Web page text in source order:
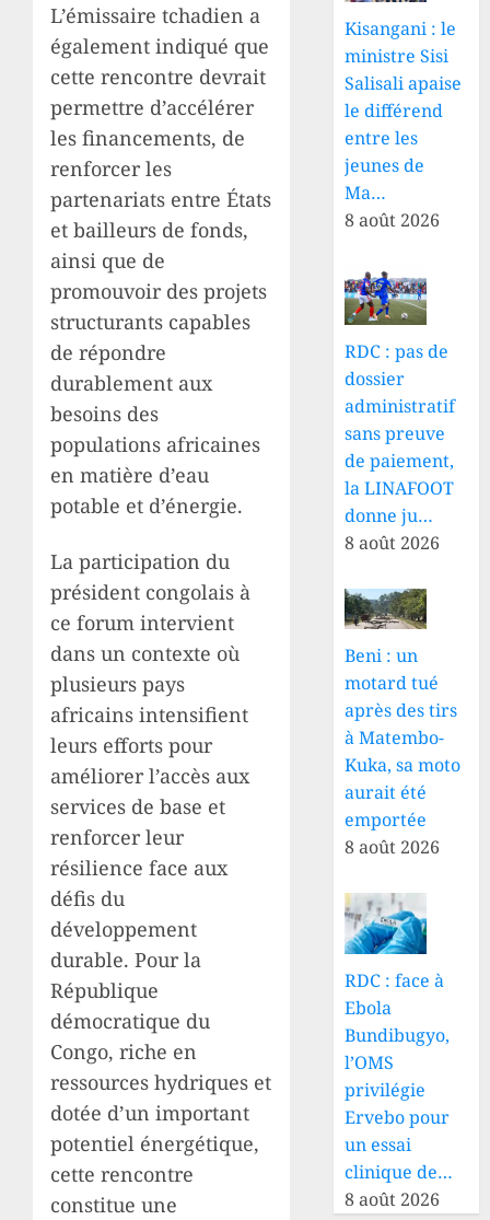
L’émissaire tchadien a
également indiqué que
cette rencontre devrait
permettre d’accélérer
les financements, de
renforcer les
partenariats entre États
et bailleurs de fonds,
ainsi que de
promouvoir des projets
structurants capables
de répondre
durablement aux
besoins des
populations africaines
en matière d’eau
potable et d’énergie.
La participation du
président congolais à
ce forum intervient
dans un contexte où
plusieurs pays
africains intensifient
leurs efforts pour
améliorer l’accès aux
services de base et
renforcer leur
résilience face aux
défis du
développement
durable. Pour la
République
démocratique du
Congo, riche en
ressources hydriques et
dotée d’un important
potentiel énergétique,
cette rencontre
constitue une
Kisangani : le
ministre Sisi
Salisali apaise
le différend
entre les
jeunes de
Ma…
8 août 2026
RDC : pas de
dossier
administratif
sans preuve
de paiement,
la LINAFOOT
donne ju…
8 août 2026
Beni : un
motard tué
après des tirs
à Matembo-
Kuka, sa moto
aurait été
emportée
8 août 2026
RDC : face à
Ebola
Bundibugyo,
l’OMS
privilégie
Ervebo pour
un essai
clinique de…
8 août 2026